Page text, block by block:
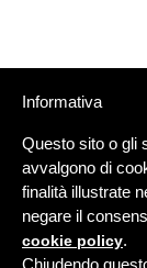
Informativa
Questo sito o gli
avvalgono di
finalità illustrate
negare il
cookie policy.
Chiudendo